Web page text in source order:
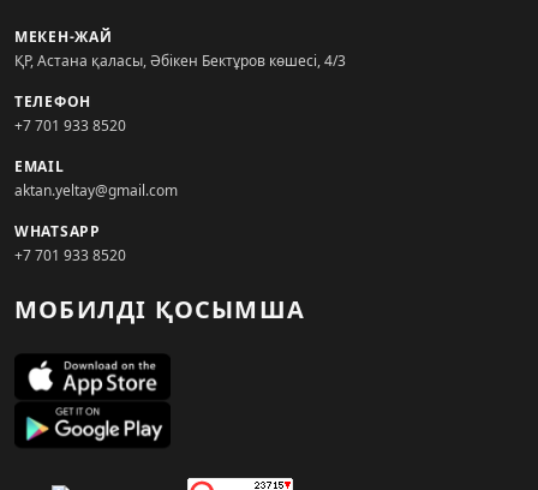
МЕКЕН-ЖАЙ
ҚР, Астана қаласы, Әбікен Бектұров көшесі, 4/3
ТЕЛЕФОН
+7 701 933 8520
EMAIL
aktan.yeltay@gmail.com
WHATSAPP
+7 701 933 8520
МОБИЛДІ ҚОСЫМША